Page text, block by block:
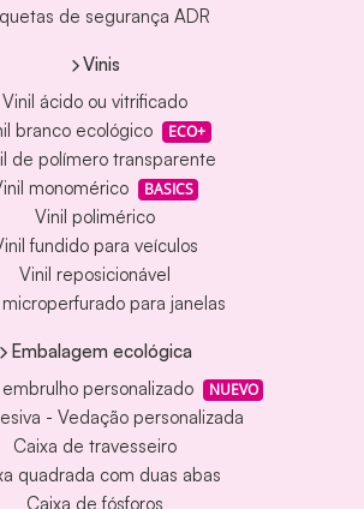
de segurança ADR
Vinis
Vinil ácido ou vitrificado
branco ecológico
ECO+
de polímero transparente
monomérico
BASICS
Vinil polimérico
fundido para veículos
Vinil reposicionável
para janelas
Embalagem ecológica
personalizado
NUEVO
- Vedação personalizada
Caixa de travesseiro
quadrada com duas abas
Caixa de fósforos